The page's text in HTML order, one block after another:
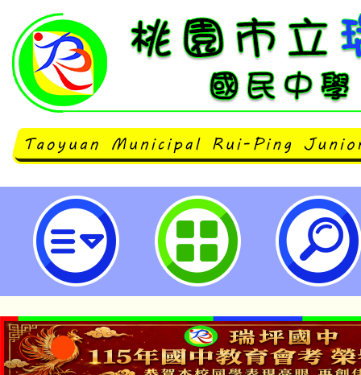
「教育部113-114年全國語文競賽
章徵稿暨修審工作計畫」寫作人才
瑞坪國民中學